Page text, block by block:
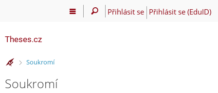
Přihlásit se Přihlásit se (EduID)
Theses.cz
>
Soukromí
Soukromí